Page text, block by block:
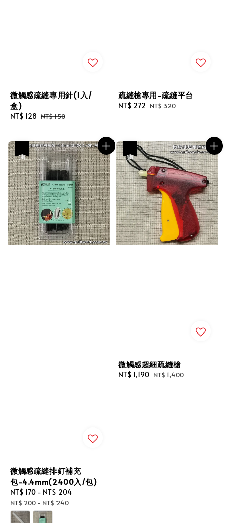
微觸感疏縫專用針(1入/
盒)
Sale
NT$ 128 Regular
NT$ 150
疏縫槍專用-疏縫平台
Sale
NT$ 272 Regular
NT$ 320
微觸感疏縫排釘補充
包-4.4mm(2400入/包)
Sale
price
NT$ 170 - NT$ 204
NT$ 200-NT$ 240
微觸感超細疏縫槍
Sale
NT$ 1,190 Regular
NT$ 1,400